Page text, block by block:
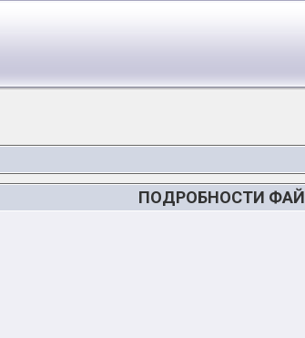
ПОДРОБНОСТИ